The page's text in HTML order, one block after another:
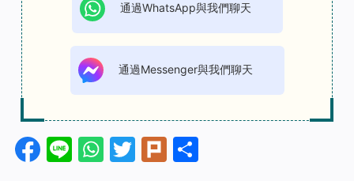
通過WhatsApp與我們聊天
通過Messenger與我們聊天
Facebook
LineWhatsApp
Twitter
Plurk